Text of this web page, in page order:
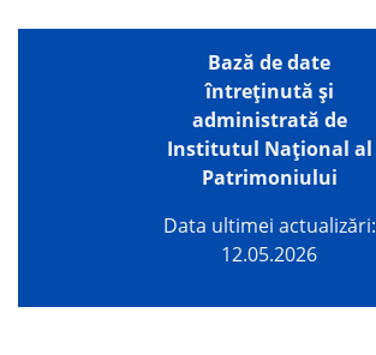
Bază de date
întreţinută şi
administrată de
Institutul Național al
Patrimoniului
Data ultimei actualizări:
12.05.2026